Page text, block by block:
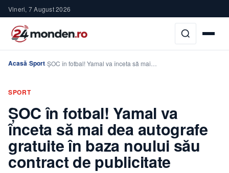
Vineri, 7 August 2026
Acasă›Sport›ȘOC în fotbal! Yamal va înceta să mai…
SPORT
ȘOC în fotbal! Yamal va
înceta să mai dea autografe
gratuite în baza noului său
contract de publicitate